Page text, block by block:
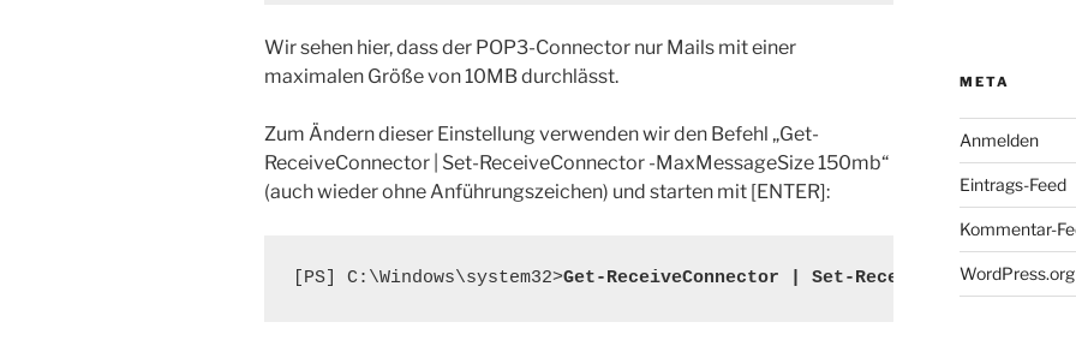
Wir sehen hier, dass der POP3-Connector nur Mails mit einer
maximalen Größe von 10MB durchlässt.
Zum Ändern dieser Einstellung verwenden wir den Befehl „Get-
ReceiveConnector | Set-ReceiveConnector -MaxMessageSize 150mb“
(auch wieder ohne Anführungszeichen) und starten mit [ENTER]:
[PS] C:\Windows\system32>
META
Anmelden
Eintrags-Feed
Kommentar-
WordPress.org